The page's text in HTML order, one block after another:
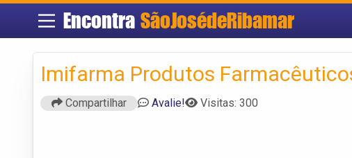
Encontra SãoJosédeRibamar
Imifarma Produtos
Compartilhar Avalie! Visitas: 300